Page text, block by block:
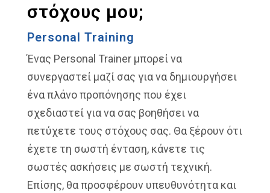
στόχους μου;
Personal Training
Ένας Personal Trainer μπορεί να
συνεργαστεί μαζί σας για να δημιουργήσει
ένα πλάνο προπόνησης που έχει
σχεδιαστεί για να σας βοηθήσει να
πετύχετε τους στόχους σας. Θα ξέρουν ότι
έχετε τη σωστή ένταση, κάνετε τις
σωστές ασκήσεις με σωστή τεχνική.
Επίσης, θα προσφέρουν υπευθυνότητα και